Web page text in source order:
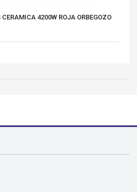
CERAMICA 4200W ROJA ORBEGOZO